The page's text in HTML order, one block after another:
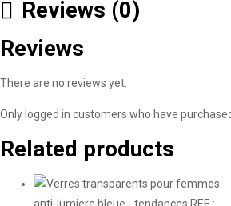
Reviews (0)
Reviews
There are no reviews yet.
Only logged in customers who have
Related products